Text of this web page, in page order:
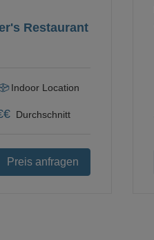
Restaurant
Indoor Location
€ Durchschnitt
Preis anfragen